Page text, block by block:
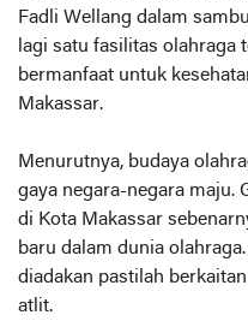
Fadli Wellang dalam
lagi satu fasilitas olahraga
bermanfaat untuk
Makassar.
Menurutnya, budaya
gaya negara-negara maju.
di Kota Makassar
baru dalam dunia
diadakan pastilah
atlit.